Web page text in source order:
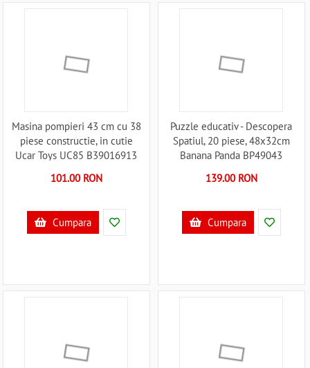
Masina pompieri 43 cm cu 38
piese constructie, in cutie
Ucar Toys UC85 B39016913
101.00 RON
Cumpara
Puzzle educativ - Descopera
Spatiul, 20 piese, 48x32cm
Banana Panda BP49043
139.00 RON
Cumpara